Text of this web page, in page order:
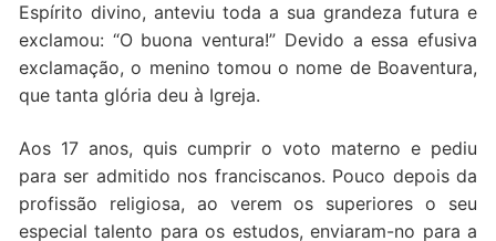
Espírito divino, anteviu toda a sua grandeza futura e
exclamou: “O buona ventura!” Devido a essa efusiva
exclamação, o menino tomou o nome de Boaventura,
que tanta glória deu à Igreja.
Aos 17 anos, quis cumprir o voto materno e pediu
para ser admitido nos franciscanos. Pouco depois da
profissão religiosa, ao verem os superiores o seu
especial talento para os estudos, enviaram-no para a